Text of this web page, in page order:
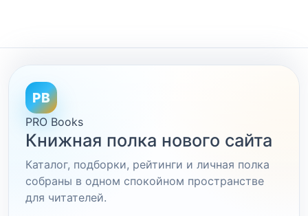
PB
PRO Books
Книжная полка нового сайта
Каталог, подборки, рейтинги и личная полка
собраны в одном спокойном пространстве
для читателей.